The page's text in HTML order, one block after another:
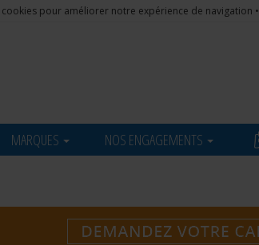
pour améliorer notre expérience de navigation •
MARQUES NOS ENGAGEMENTS